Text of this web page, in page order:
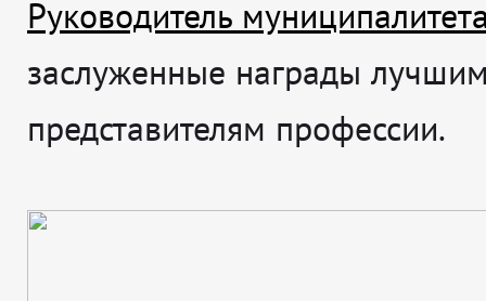
Руководитель
заслуженные награды
представителям профессии.